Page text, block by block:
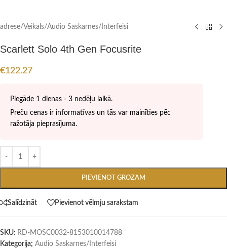
adrese/Veikals/Audio Saskarnes/Interfeisi
Scarlett Solo 4th Gen Focusrite
€122.27
Piegāde 1 dienas - 3 nedēļu laikā.
Preču cenas ir informatīvas un tās var mainīties pēc
ražotāja pieprasījuma.
PIEVIENOT GROZAM
Salīdzināt Pievienot vēlmju sarakstam
SKU: RD-MOSC0032-8153010014788
Kategorija; Audio Saskarnes/Interfeisi